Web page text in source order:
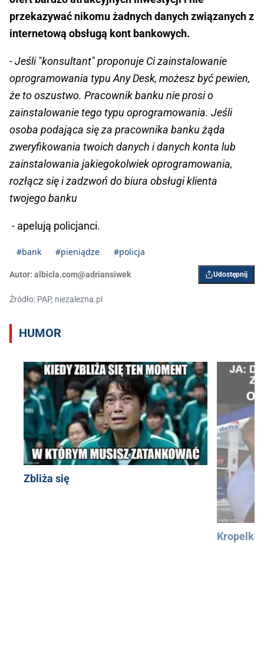
przekazywać nikomu żadnych danych związanych z
internetową obsługą kont bankowych.
- Jeśli "konsultant" proponuje Ci zainstalowanie
oprogramowania typu Any Desk, możesz być pewien,
że to oszustwo. Pracownik banku nie prosi o
zainstalowanie tego typu oprogramowania. Jeśli
osoba podająca się za pracownika banku żąda
zweryfikowania twoich danych i danych konta lub
zainstalowania jakiegokolwiek oprogramowania,
rozłącz się i zadzwoń do biura obsługi klienta
twojego banku
- apelują policjanci.
#bank #pieniądze #policja
Autor: albicla.com@adriansiwek Udostępnij
Źródło: PAP, niezalezna.pl
HUMOR
Zbliża się
Kropelka